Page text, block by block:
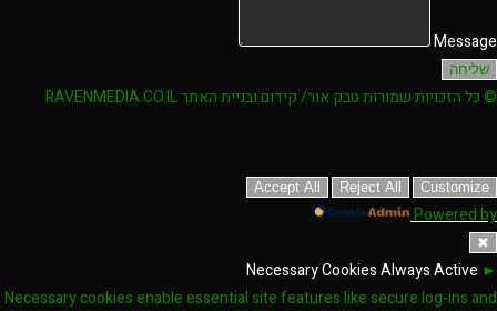
Message
שליחה
© כל הזכויות שמורות טבק אור/ קידום ובניית האתר RAVENMEDIA.CO.IL
Customize
Reject All
Accept All
Powered by
✖
►
Necessary CookiesAlways Active
Necessary cookies enable essential site features like secure log-ins and